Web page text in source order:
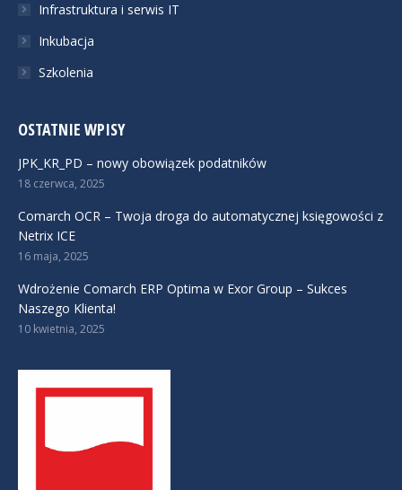
Infrastruktura i serwis IT
Inkubacja
Szkolenia
OSTATNIE WPISY
JPK_KR_PD – nowy obowiązek podatników
18 czerwca, 2025
Comarch OCR – Twoja droga do automatycznej księgowości z
Netrix ICE
16 maja, 2025
Wdrożenie Comarch ERP Optima w Exor Group – Sukces
Naszego Klienta!
10 kwietnia, 2025